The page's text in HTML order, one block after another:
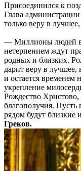
Присоединился к
Глава
только веру в
— Миллионы людей в
нетерпением ждут
родных и близких.
дарит веру в лучшее,
и остается временем
укрепление
Рождество Христово,
благополучия. Пусть
рядом будут
Греков.